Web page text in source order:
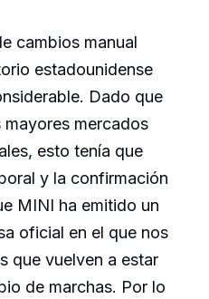
cambios manual
estadounidense
Dado que
mayores mercados
esto tenía que
y la confirmación
MINI ha emitido un
oficial en el que nos
que vuelven a estar
de marchas. Por lo